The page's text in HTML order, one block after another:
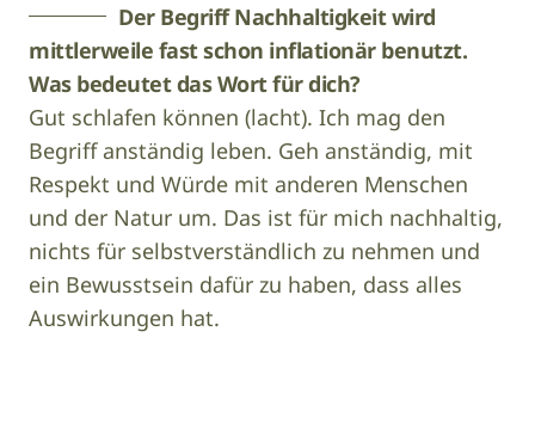
Der Begriff Nachhaltigkeit wird
mittlerweile fast schon inflationär benutzt.
Was bedeutet das Wort für dich?
Gut schlafen können (lacht). Ich mag den
Begriff anständig leben. Geh anständig, mit
Respekt und Würde mit anderen Menschen
und der Natur um. Das ist für mich nachhaltig,
nichts für selbstverständlich zu nehmen und
ein Bewusstsein dafür zu haben, dass alles
Auswirkungen hat.